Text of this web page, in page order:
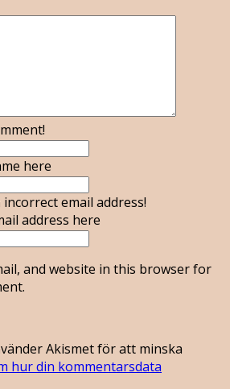
here
email address!
address here
and website in this browser for
Akismet för att minska
hur din kommentarsdata